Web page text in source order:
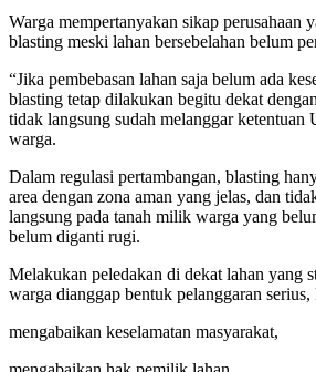
Warga mempertanyakan sikap perusahaan
blasting meski lahan bersebelahan belum
“Jika pembebasan lahan saja belum ada
blasting tetap dilakukan begitu dekat
tidak langsung sudah melanggar ketentuan
warga.
Dalam regulasi pertambangan, blasting
area dengan zona aman yang jelas, dan
langsung pada tanah milik warga yang
belum diganti rugi.
Melakukan peledakan di dekat lahan yang
warga dianggap bentuk pelanggaran serius,
mengabaikan keselamatan masyarakat,